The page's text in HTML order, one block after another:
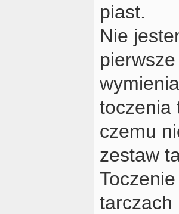
piast.
Nie
toczenia
czemu
zestaw
tarczach